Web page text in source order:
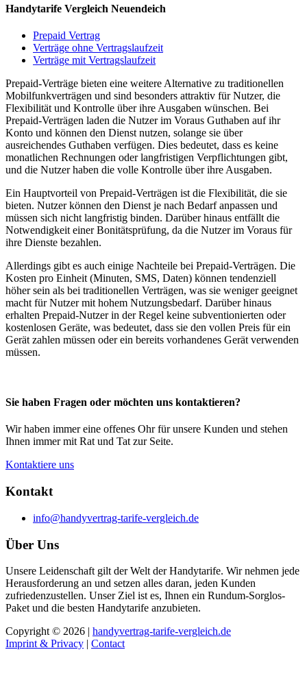
Handytarife Vergleich Neuendeich
Prepaid Vertrag
Verträge ohne Vertragslaufzeit
Verträge mit Vertragslaufzeit
Prepaid-Verträge bieten eine weitere Alternative zu traditionellen
Mobilfunkverträgen und sind besonders attraktiv für Nutzer, die
Flexibilität und Kontrolle über ihre Ausgaben wünschen. Bei
Prepaid-Verträgen laden die Nutzer im Voraus Guthaben auf ihr
Konto und können den Dienst nutzen, solange sie über
ausreichendes Guthaben verfügen. Dies bedeutet, dass es keine
monatlichen Rechnungen oder langfristigen Verpflichtungen gibt,
und die Nutzer haben die volle Kontrolle über ihre Ausgaben.
Ein Hauptvorteil von Prepaid-Verträgen ist die Flexibilität, die sie
bieten. Nutzer können den Dienst je nach Bedarf anpassen und
müssen sich nicht langfristig binden. Darüber hinaus entfällt die
Notwendigkeit einer Bonitätsprüfung, da die Nutzer im Voraus für
ihre Dienste bezahlen.
Allerdings gibt es auch einige Nachteile bei Prepaid-Verträgen. Die
Kosten pro Einheit (Minuten, SMS, Daten) können tendenziell
höher sein als bei traditionellen Verträgen, was sie weniger geeignet
macht für Nutzer mit hohem Nutzungsbedarf. Darüber hinaus
erhalten Prepaid-Nutzer in der Regel keine subventionierten oder
kostenlosen Geräte, was bedeutet, dass sie den vollen Preis für ein
Gerät zahlen müssen oder ein bereits vorhandenes Gerät verwenden
müssen.
Sie haben Fragen oder möchten uns kontaktieren?
Wir haben immer eine offenes Ohr für unsere Kunden und stehen
Ihnen immer mit Rat und Tat zur Seite.
Kontaktiere uns
Kontakt
info@handyvertrag-tarife-vergleich.de
Über Uns
Unsere Leidenschaft gilt der Welt der Handytarife. Wir nehmen jede
Herausforderung an und setzen alles daran, jeden Kunden
zufriedenzustellen. Unser Ziel ist es, Ihnen ein Rundum-Sorglos-
Paket und die besten Handytarife anzubieten.
Copyright © 2026 | handyvertrag-tarife-vergleich.de
Imprint & Privacy | Contact